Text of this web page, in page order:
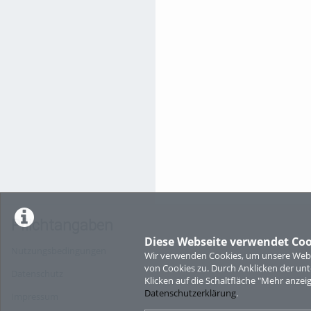
Diese Webseite verwendet
Wir verwenden Cookies, um unsere
von Cookies zu. Durch Anklicken der
Klicken auf die Schaltfläche "Mehr
Datenschutzerklärung.
Pflichtangaben